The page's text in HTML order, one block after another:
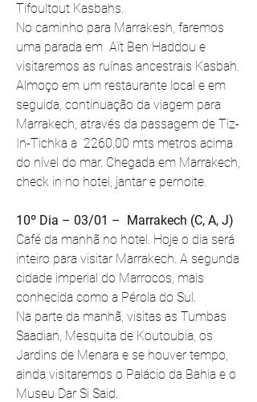
Tifoultout Kasbahs.
No caminho para Marrakesh, faremos
uma parada em  Aït Ben Haddou e
visitaremos as ruínas ancestrais Kasbah.
Almoço em um restaurante local e em
seguida, continuação da viagem para
Marrakech, através da passagem de Tiz-
In-Tichka a  2260,00 mts metros acima
do nível do mar. Chegada em Marrakech,
check in no hotel, jantar e pernoite.
10º Dia – 03/01 –  Marrakech (C, A, J)
Café da manhã no hotel. Hoje o dia será
inteiro para visitar Marrakech. A segunda
cidade imperial do Marrocos, mais
conhecida como a Pérola do Sul.
Na parte da manhã, visitas as Tumbas
Saadian, Mesquita de Koutoubia, os
Jardins de Menara e se houver tempo,
ainda visitaremos o Palácio da Bahia e o
Museu Dar Si Said.